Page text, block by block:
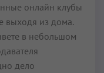
онлайн клубы
выходя из дома.
в небольшом
дело